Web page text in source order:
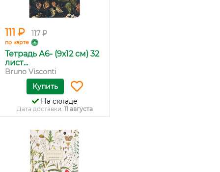
111 ₽ 117 ₽
по карте
Тетрадь А6- (9х12 см) 32
лист...
Bruno Visconti
Купить
На складе
Дата доставки: 11 августа